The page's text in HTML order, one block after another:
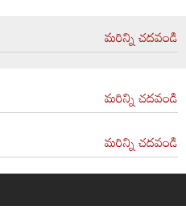
మరిన్ని చదవండి
మరిన్ని చదవండి
మరిన్ని చదవండి